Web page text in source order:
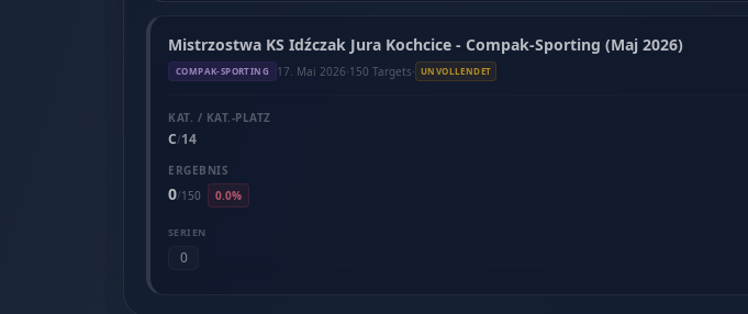
Mistrzostwa KS Idźczak Jura Kochcice - Compak-Sporting (Maj 2026)
COMPAK-SPORTING 17. Mai 2026·150 Targets· UNVOLLENDET
KAT. / KAT.-PLATZ
C/14
ERGEBNIS
0/150 0.0%
SERIEN
0